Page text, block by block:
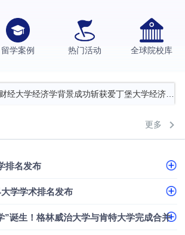
留学案例 热门活动 全球院校库
斯哥大学国际商务硕士录取案例
翰大学数字媒体与创意产业硕士录取案例
财经大学经济学背景成功斩获爱丁堡大学经济学
取景的他，靠“供应链”故事敲开哥大、宾大之门
袭伦敦大学学院UCL录取案例解析
更多
排名发布
学学术排名发布
”诞生！格林威治大学与肯特大学完成合并